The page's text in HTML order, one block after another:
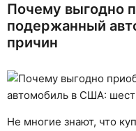
Власть
Жизнь
Экономика
Почему выгодно
подержанный
причин
Не многие знают, что